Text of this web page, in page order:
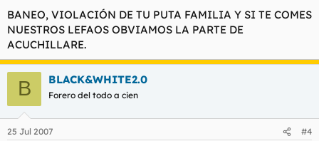
BANEO, VIOLACIÓN DE TU PUTA FAMILIA Y SI TE COMES
NUESTROS LEFAOS OBVIAMOS LA PARTE DE
ACUCHILLARE.
B BLACK&WHITE2.0
Forero del todo a cien
25 Jul 2007 #4